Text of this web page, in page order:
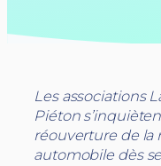
Les associations
Piéton
réouverture de la
automobile dès